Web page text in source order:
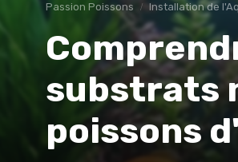
Passion Poissons Installation de
substrats
poissons